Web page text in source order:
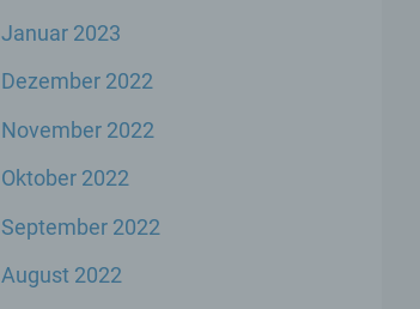
Januar 2023
Dezember 2022
November 2022
Oktober 2022
September 2022
August 2022